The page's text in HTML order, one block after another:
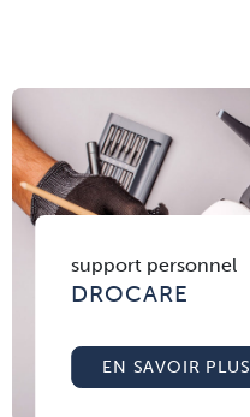
support personnel
DROCARE
EN SAVOIR PLUS